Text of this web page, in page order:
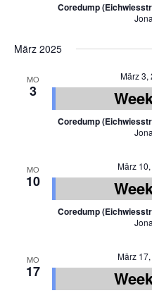
Coredump
März 2025
MO
3
März 3,
Coredump
MO
10
März
Coredump
MO
17
März